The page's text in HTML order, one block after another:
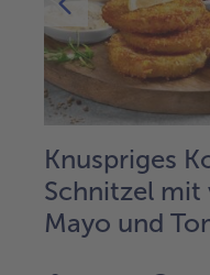
Knuspriges
Schnitzel mit
Mayo und